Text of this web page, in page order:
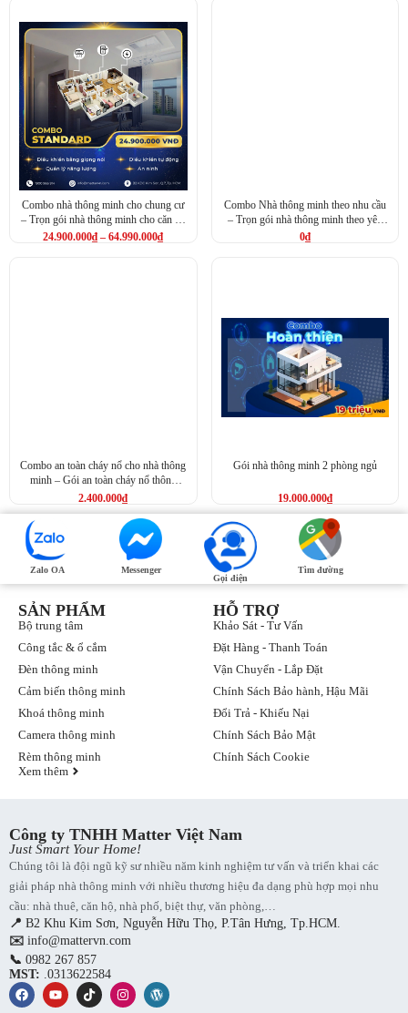
Combo nhà thông minh cho chung cư
– Trọn gói nhà thông minh cho căn hộ
cao cấp
24.900.000₫ – 64.990.000₫
Combo Nhà thông minh theo nhu cầu
– Trọn gói nhà thông minh theo yêu
cầu khách hàng
0₫
Combo an toàn cháy nổ cho nhà thông
minh – Gói an toàn cháy nổ thông
minh
2.400.000₫
Gói nhà thông minh 2 phòng ngủ
19.000.000₫
Zalo OA
Messenger
Gọi điện
Tìm đường
HỖ TRỢ
Khảo Sát - Tư Vấn
Đặt Hàng - Thanh Toán
Vận Chuyển - Lắp Đặt
Chính Sách Bảo hành, Hậu Mãi
Đổi Trả - Khiếu Nại
Chính Sách Bảo Mật
Chính Sách Cookie
SẢN PHẨM
Bộ trung tâm
Công tắc & ổ cắm
Đèn thông minh
Cảm biến thông minh
Khoá thông minh
Camera thông minh
Rèm thông minh
Xem thêm
Công ty TNHH Matter Việt Nam
Just Smart Your Home!
Chúng tôi là đội ngũ kỹ sư nhiều năm kinh nghiệm tư vấn và triển khai các
giải pháp nhà thông minh với nhiều thương hiệu đa dạng phù hợp mọi nhu
cầu: nhà thuê, căn hộ, nhà phố, biệt thự, văn phòng,…
📍 B2 Khu Kim Sơn, Nguyễn Hữu Thọ, P.Tân Hưng, Tp.HCM.
✉️ info@mattervn.com
📞 0982 267 857
MST: .0313622584